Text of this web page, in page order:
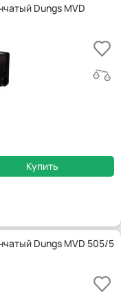
Dungs MVD
Купить
Dungs MVD 505/5